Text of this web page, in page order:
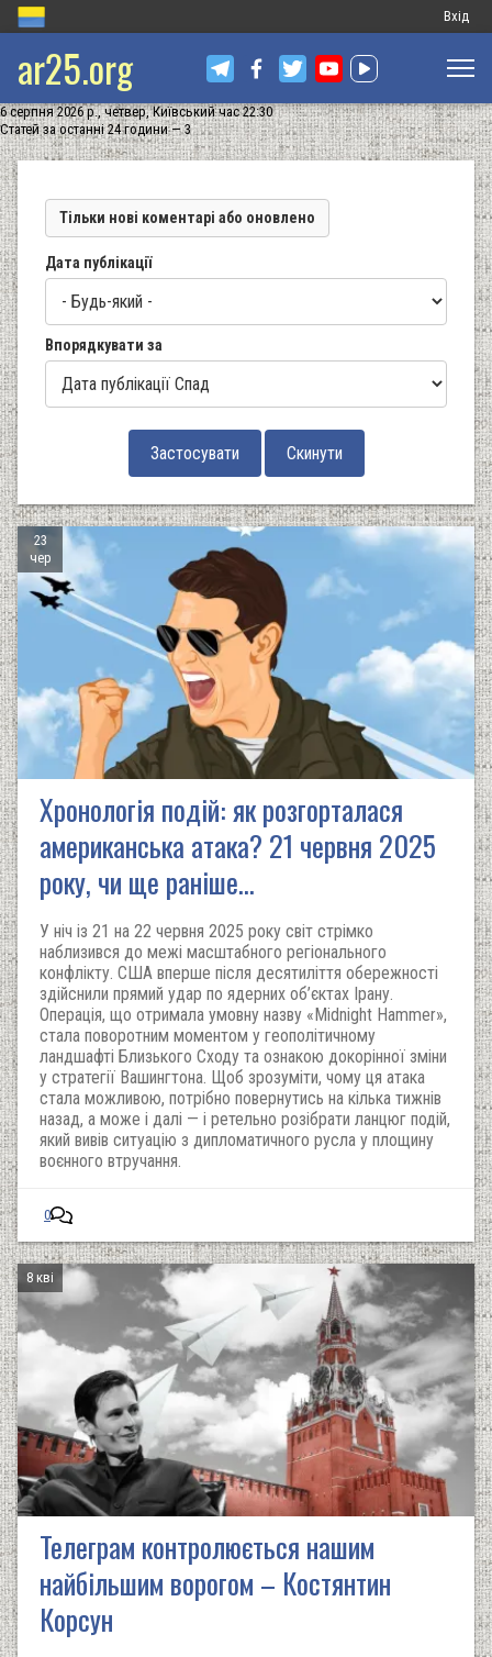
Меню
запису
Вхід
ar25.org
6 серпня 2026 р., четвер, Київський час 22:30
Статей за останні 24 години — 3
Тільки нові коментарі або оновлено
Дата публікації
Впорядкувати за
23
чер
Хронологія подій: як розгорталася
американська атака? 21 червня 2025
року, чи ще раніше...
У ніч із 21 на 22 червня 2025 року світ стрімко
наблизився до межі масштабного регіонального
конфлікту. США вперше після десятиліття обережності
здійснили прямий удар по ядерних об’єктах Ірану.
Операція, що отримала умовну назву «Midnight Hammer»,
стала поворотним моментом у геополітичному
ландшафті Близького Сходу та ознакою докорінної зміни
у стратегії Вашингтона. Щоб зрозуміти, чому ця атака
стала можливою, потрібно повернутись на кілька тижнів
назад, а може і далі — і ретельно розібрати ланцюг подій,
який вивів ситуацію з дипломатичного русла у площину
воєнного втручання.
0
8 кві
Телеграм контролюється нашим
найбільшим ворогом – Костянтин
Корсун